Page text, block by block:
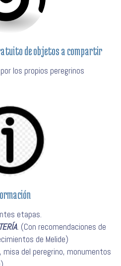
de objetos a compartir
los propios peregrinos
etapas.
. (Con recomendaciones de
de Melide)
misa del peregrino, monumentos